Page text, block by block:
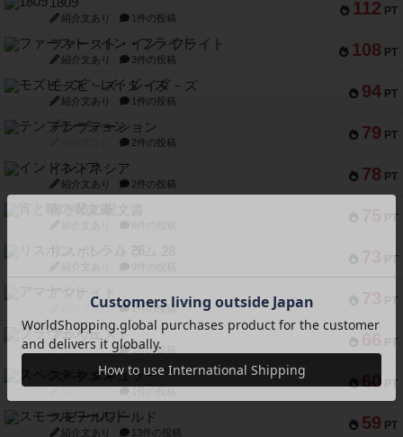
112 PT
紹介文あり 1件の投稿
108 PT
ファースト・イン・フライト
紹介文あり 3件の投稿
94 PT
モズビ－ズ・レイダ－ズ
紹介文あり 1件の投稿
79 PT
テンプテーション
2件の投稿
78 PT
インドネシア
紹介文あり 2件の投稿
PT
PT
PT
紹介文なし 1件の投稿
PT
ブラヴェスト
紹介文なし 1件の投稿
60 PT
スペクタキュラー
59 PT
スモールワールド
紹介文あり 13件の投稿